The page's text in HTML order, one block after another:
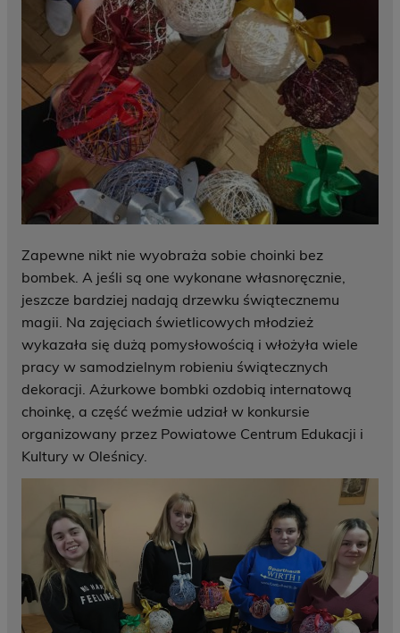
Zapewne nikt nie wyobraża sobie choinki bez
bombek. A jeśli są one wykonane własnoręcznie,
jeszcze bardziej nadają drzewku świątecznemu
magii. Na zajęciach świetlicowych młodzież
wykazała się dużą pomysłowością i włożyła wiele
pracy w samodzielnym robieniu świątecznych
dekoracji. Ażurkowe bombki ozdobią internatową
choinkę, a część weźmie udział w konkursie
organizowany przez Powiatowe Centrum Edukacji i
Kultury w Oleśnicy.